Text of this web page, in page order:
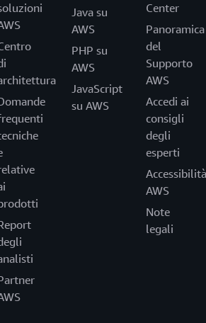
Java su
AWS
PHP su
AWS
JavaScript
su AWS
Center
Panoramica
del
Supporto
AWS
Accedi ai
consigli
degli
esperti
Accessibilità
AWS
Note
legali